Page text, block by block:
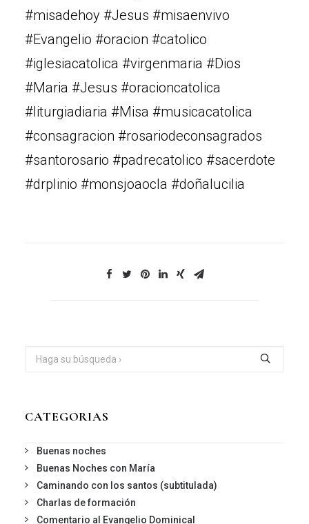
#misadehoy #Jesus #misaenvivo
#Evangelio #oracion #catolico
#iglesiacatolica #virgenmaria #Dios
#Maria #Jesus #oracioncatolica
#liturgiadiaria #Misa #musicacatolica
#consagracion #rosariodeconsagrados
#santorosario #padrecatolico #sacerdote
#drplinio #monsjoaocla #doñalucilia
CATEGORIAS
Buenas noches
Buenas Noches con María
Caminando con los santos (subtitulada)
Charlas de formación
Comentario al Evangelio Dominical